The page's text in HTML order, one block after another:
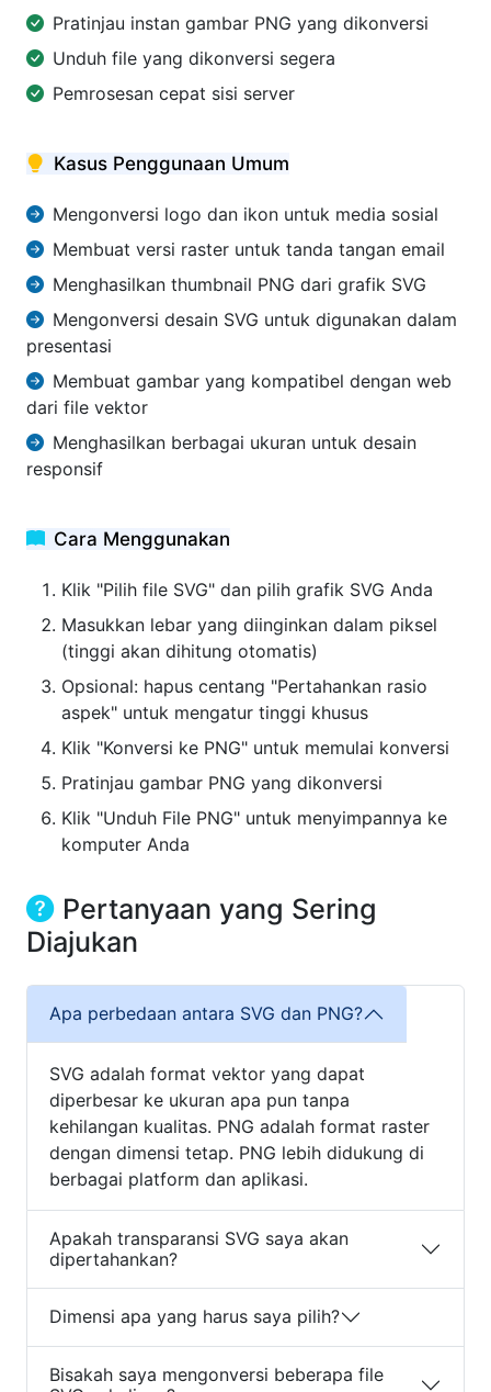
Pratinjau instan gambar PNG yang dikonversi
Unduh file yang dikonversi segera
Pemrosesan cepat sisi server
Kasus Penggunaan Umum
Mengonversi logo dan ikon untuk media sosial
Membuat versi raster untuk tanda tangan email
Menghasilkan thumbnail PNG dari grafik SVG
Mengonversi desain SVG untuk digunakan dalam
presentasi
Membuat gambar yang kompatibel dengan web
dari file vektor
Menghasilkan berbagai ukuran untuk desain
responsif
Cara Menggunakan
Klik "Pilih file SVG" dan pilih grafik SVG Anda
Masukkan lebar yang diinginkan dalam piksel
(tinggi akan dihitung otomatis)
Opsional: hapus centang "Pertahankan rasio
aspek" untuk mengatur tinggi khusus
Klik "Konversi ke PNG" untuk memulai konversi
Pratinjau gambar PNG yang dikonversi
Klik "Unduh File PNG" untuk menyimpannya ke
komputer Anda
Pertanyaan yang Sering
Diajukan
Apa perbedaan antara SVG dan PNG?
SVG adalah format vektor yang dapat
diperbesar ke ukuran apa pun tanpa
kehilangan kualitas. PNG adalah format raster
dengan dimensi tetap. PNG lebih didukung di
berbagai platform dan aplikasi.
Apakah transparansi SVG saya akan
dipertahankan?
Dimensi apa yang harus saya pilih?
Bisakah saya mengonversi beberapa file